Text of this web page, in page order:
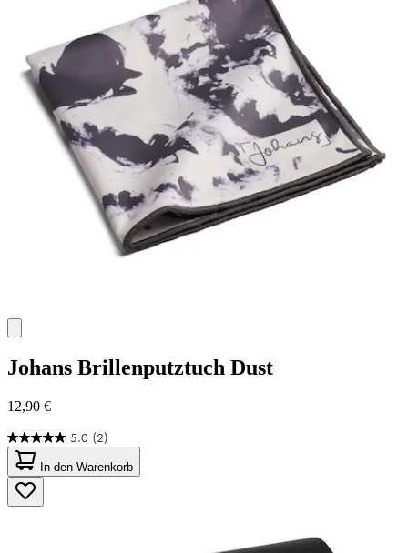
Johans Brillenputztuch Dust
12,90 €
5.0 (2)
5.0
von
5
Sternen.
2
In den Warenkorb